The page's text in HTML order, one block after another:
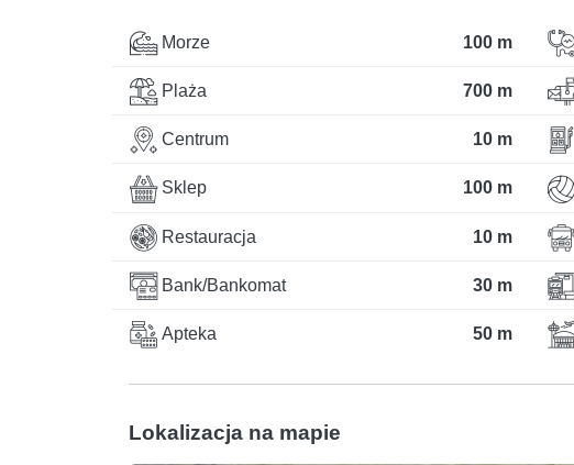
Morze 100 m
Plaża 700 m
Centrum 10 m
Sklep 100 m
Restauracja 10 m
Bank/Bankomat 30 m
Apteka 50 m
Lokalizacja na mapie